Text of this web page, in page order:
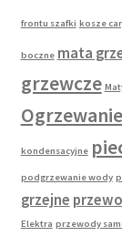
frontu szafki kosze
boczne mata
grzewcze
kondensacyjne
podgrzewanie wody
grzejne
Elektra przewody